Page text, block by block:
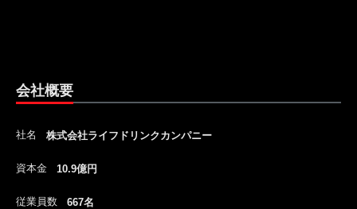
会社概要
社名 株式会社ライフドリンクカンパニー
資本金 10.9億円
従業員数 667名